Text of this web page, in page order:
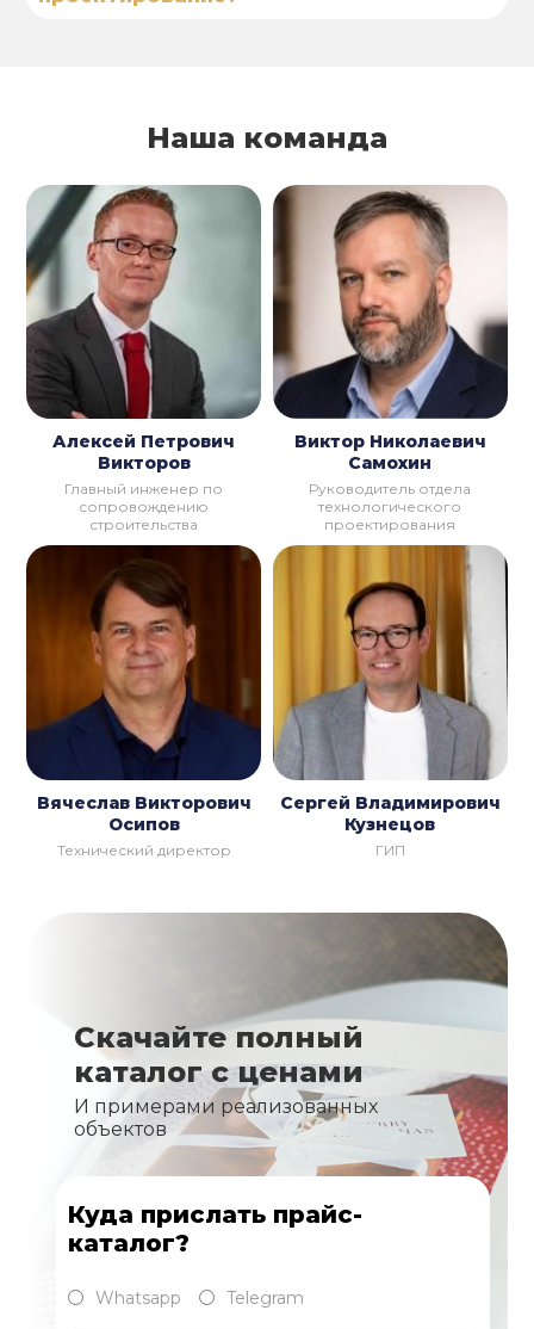
Наша команда
Алексей Петрович
Викторов
Главный инженер по
сопровождению
строительства
Виктор Николаевич
Самохин
Руководитель отдела
технологического
проектирования
Вячеслав Викторович
Осипов
Технический директор
Сергей Владимирович
Кузнецов
ГИП
Скачайте полный
каталог с ценами
И примерами реализованных
объектов
Куда прислать прайс-
каталог?
Whatsapp Telegram